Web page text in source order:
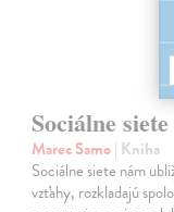
Sociálne
Marec Samo| Kniha
Sociálne siete nám
vzťahy, rozkladajú